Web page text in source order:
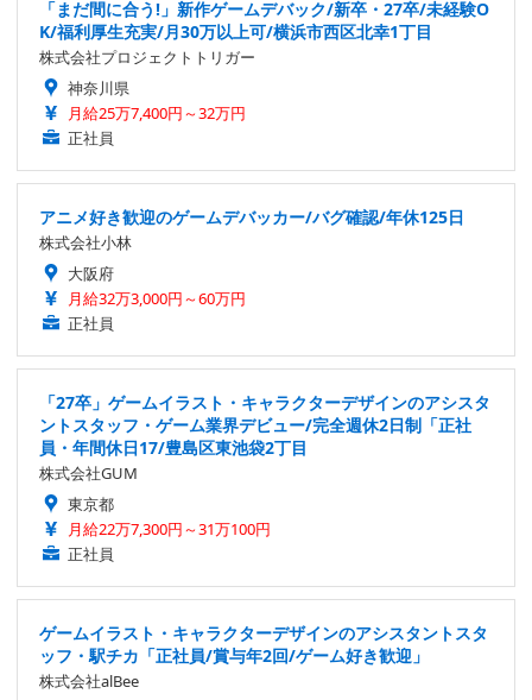
「まだ間に合う!」新作ゲームデバック/新卒・27卒/未経験O
K/福利厚生充実/月30万以上可/横浜市西区北幸1丁目
株式会社プロジェクトトリガー
神奈川県
月給25万7,400円～32万円
正社員
アニメ好き歓迎のゲームデバッカー/バグ確認/年休125日
株式会社小林
大阪府
月給32万3,000円～60万円
正社員
「27卒」ゲームイラスト・キャラクターデザインのアシスタ
ントスタッフ・ゲーム業界デビュー/完全週休2日制「正社
員・年間休日17/豊島区東池袋2丁目
株式会社GUM
東京都
月給22万7,300円～31万100円
正社員
ゲームイラスト・キャラクターデザインのアシスタントスタ
ッフ・駅チカ「正社員/賞与年2回/ゲーム好き歓迎」
株式会社alBee